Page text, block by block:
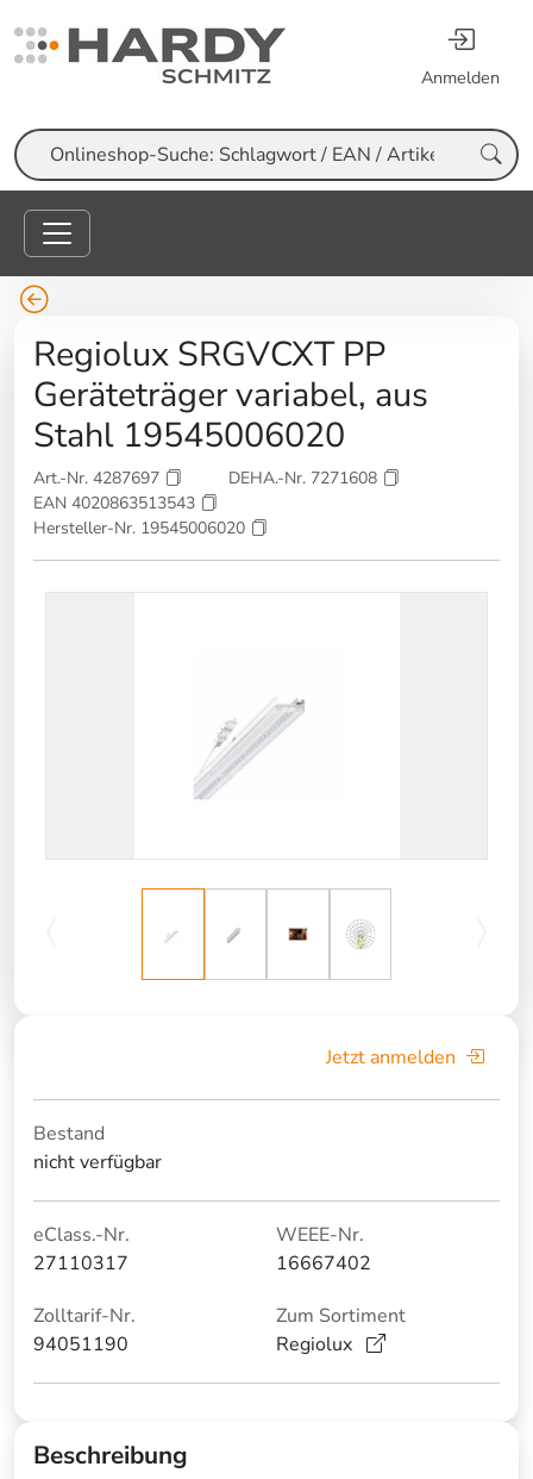
Anmelden
Suche
Regiolux SRGVCXT PP
Geräteträger variabel, aus
Stahl 19545006020
Art.-Nr. 4287697
DEHA.-Nr. 7271608
EAN 4020863513543
Hersteller-Nr. 19545006020
Jetzt anmelden
Bestand
nicht verfügbar
eClass.-Nr.
27110317
WEEE-Nr.
16667402
Zolltarif-Nr.
94051190
Zum Sortiment
Regiolux
Beschreibung